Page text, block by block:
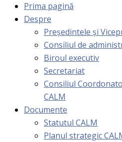
Prima pagină
Despre
Președintele și
Consiliul de
Biroul executiv
Secretariat
Consiliul
CALM
Documente
Statutul CALM
Planul strategic